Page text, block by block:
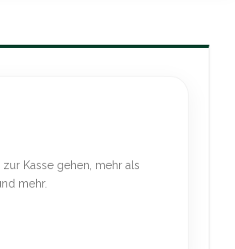
Kasse gehen, mehr als
mehr.